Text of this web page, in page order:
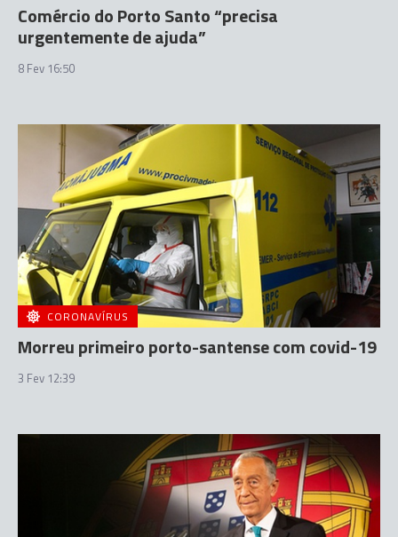
Comércio do Porto Santo “precisa
urgentemente de ajuda”
8 Fev 16:50
CORONAVÍRUS
Morreu primeiro porto-santense com covid-19
3 Fev 12:39